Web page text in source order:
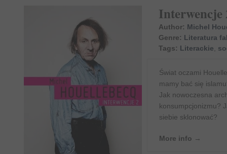
Interwencje
Author: Michel
Genre: Literatura
Tags: Literackie
Świat oczami
mamy bać się
Jak nowoczesna
konsumpcjonizmu?
siebie sklonować?
More info →